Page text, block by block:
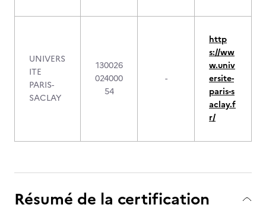
UNIVERS
ITE
PARIS-
SACLAY
130026
024000
54
-
http
s://ww
w.univ
ersite-
paris-s
aclay.f
r/
Résumé de la certification